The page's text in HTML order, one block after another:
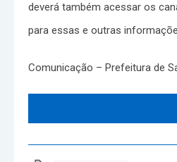
deverá também acessar os
para essas e outras
Comunicação – Prefeitura de